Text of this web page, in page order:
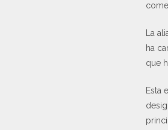
La
ha
que
Esta